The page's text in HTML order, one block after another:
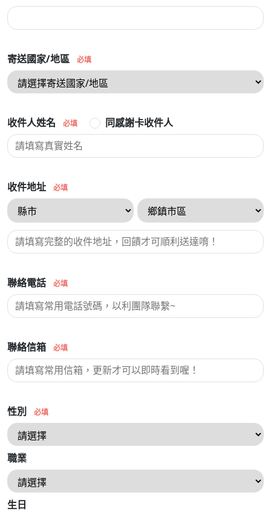
寄送國家/地區 必填
收件人姓名 必填 同感謝卡收件人
收件地址 必填
聯絡電話 必填
聯絡信箱 必填
生日
性別 必填
職業